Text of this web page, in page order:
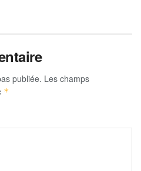
publiée. Les champs
*